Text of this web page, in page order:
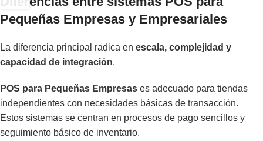
Pequeñas Empresas y Empresariales
La diferencia principal radica en escala, complejidad y
capacidad de integración.
POS para Pequeñas Empresas es adecuado para tiendas
independientes con necesidades básicas de transacción.
Estos sistemas se centran en procesos de pago sencillos y
seguimiento básico de inventario.